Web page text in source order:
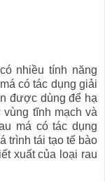
nhiều tính năng
có tác dụng giải
được dùng để hạ
tĩnh mạch và
má có tác dụng
trình tái tạo tế bào
xuất của loại rau